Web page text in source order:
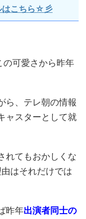
はこちら☆彡
の可愛さから昨年
ら、テレ朝の情報
ャスターとして就
れてもおかしくな
はそれだけでは
昨年出演者同士の